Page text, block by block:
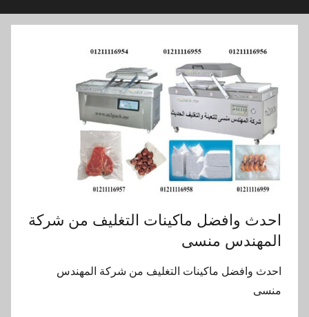
التي
احدث وافضل ماكينات التغليف من شركة
المهندس منسى
احدث وافضل ماكينات التغليف من شركة المهندس
منسى